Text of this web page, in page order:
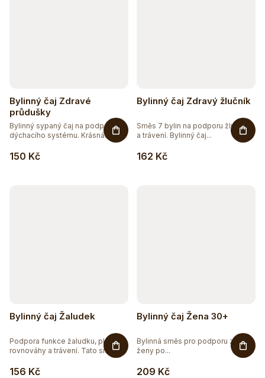
Bylinný čaj Zdravé
průdušky
150 Kč
Bylinný sypaný čaj na podporu
dýchacího systému. Krásná
Bylinný čaj Zdravý žlučník
162 Kč
Směs 7 bylin na podporu žlučníku
a trávení. Bylinný čaj...
Bylinný čaj Žaludek
156 Kč
Podpora funkce žaludku, pH
rovnováhy a trávení. Tato směs...
Bylinný čaj Žena 30+
209 Kč
Bylinná směs pro podporu zdraví
ženy po...